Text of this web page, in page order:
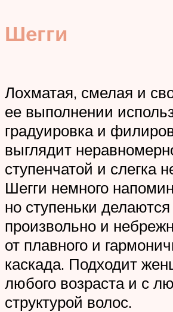
Шегги
Лохматая, смелая и
ее выполнении
градуировка и
выглядит
ступенчатой и слегка
Шегги немного
но ступеньки делаются
произвольно и
от плавного и
каскада. Подходит
любого возраста и с
структурой волос.